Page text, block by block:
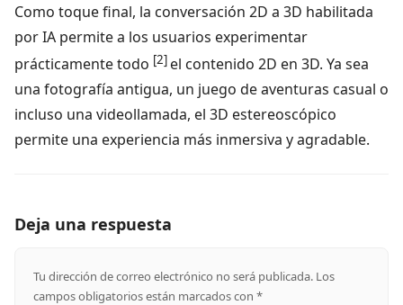
Como toque final, la conversación 2D a 3D habilitada
por IA permite a los usuarios experimentar
prácticamente todo [2] el contenido 2D en 3D. Ya sea
una fotografía antigua, un juego de aventuras casual o
incluso una videollamada, el 3D estereoscópico
permite una experiencia más inmersiva y agradable.
Deja una respuesta
Tu dirección de correo electrónico no será publicada. Los
campos obligatorios están marcados con *